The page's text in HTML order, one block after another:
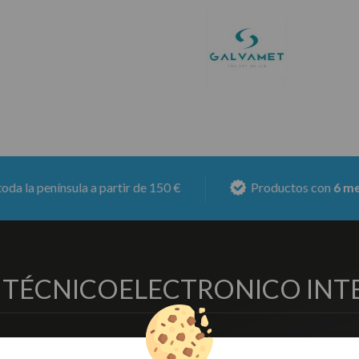
a partir de 150 € Productos con6 meses de
ELECTRONICO
DELEGACIONES